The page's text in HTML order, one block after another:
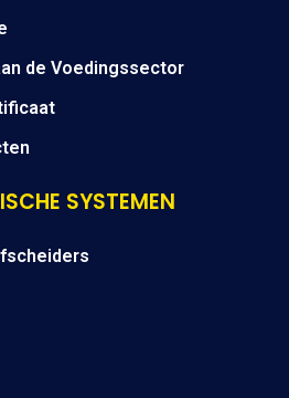
de Voedingssector
SYSTEMEN